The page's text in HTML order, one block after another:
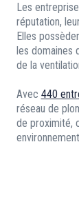
Les
réputation,
Elles
les domaines
de la
Avec 440
réseau de
de proximité,